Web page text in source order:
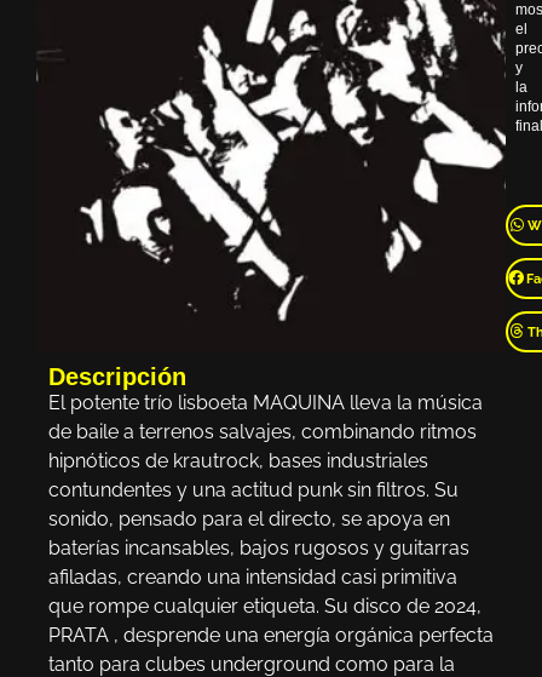
el
y
la
Descripción
El potente trío lisboeta MAQUINA lleva la música
de baile a terrenos salvajes, combinando ritmos
hipnóticos de krautrock, bases industriales
contundentes y una actitud punk sin filtros. Su
sonido, pensado para el directo, se apoya en
baterías incansables, bajos rugosos y guitarras
afiladas, creando una intensidad casi primitiva
que rompe cualquier etiqueta. Su disco de 2024,
PRATA , desprende una energía orgánica perfecta
tanto para clubes underground como para la